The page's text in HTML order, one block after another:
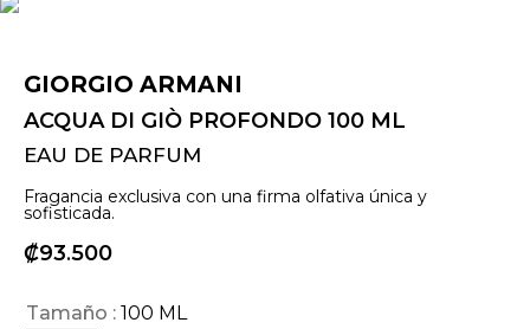
GIORGIO ARMANI
ACQUA DI GIÒ PROFONDO 100 ML
EAU DE PARFUM
Fragancia exclusiva con una firma olfativa única y
sofisticada.
₡93 500
Tamaño 100 ML